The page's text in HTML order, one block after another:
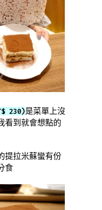
230)是菜單上沒
看到就會想點的
提拉米蘇蠻有份
食